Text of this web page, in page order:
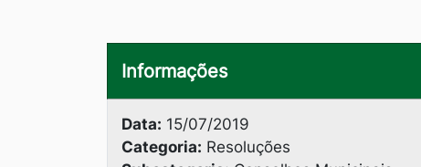
Informações
Data: 15/07/2019
Categoria: Resoluções